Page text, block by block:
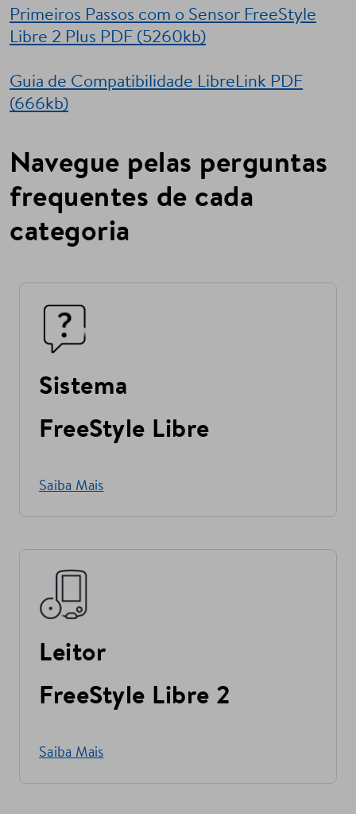
Primeiros Passos com o Sensor FreeStyle
Libre 2 Plus PDF (5260kb)
Guia de Compatibilidade LibreLink PDF
(666kb)
Navegue pelas perguntas
frequentes de cada
categoria
Sistema
FreeStyle Libre
Saiba Mais
Leitor
FreeStyle Libre 2
Saiba Mais